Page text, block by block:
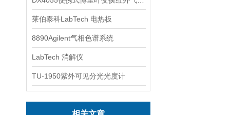
莱伯泰科LabTech 电热板
8890Agilent气相色谱系统
LabTech 消解仪
TU-1950紫外可见分光光度计